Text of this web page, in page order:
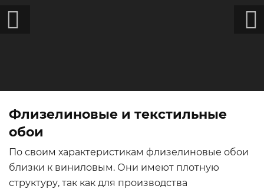
Флизелиновые и текстильные
обои
По своим характеристикам флизелиновые обои
близки к виниловым. Они имеют плотную
структуру, так как для производства